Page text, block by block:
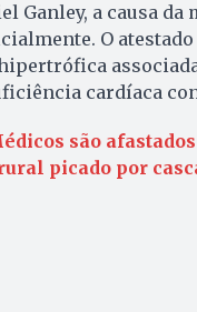
Ganley, a causa da
O
cardíaca
são
picado por